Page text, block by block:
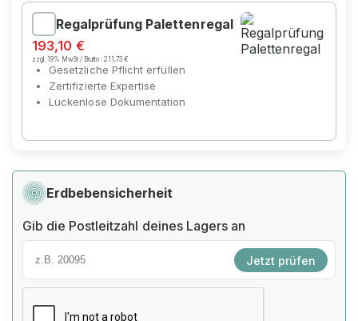
Regalprüfung Palettenregal
193,10 €
zzgl. 19% MwSt / Brutto :211,73 €
Gesetzliche Pflicht erfüllen
Zertifizierte Expertise
Lückenlose Dokumentation
Erdbebensicherheit
Gib die Postleitzahl deines Lagers an
Jetzt prüfen